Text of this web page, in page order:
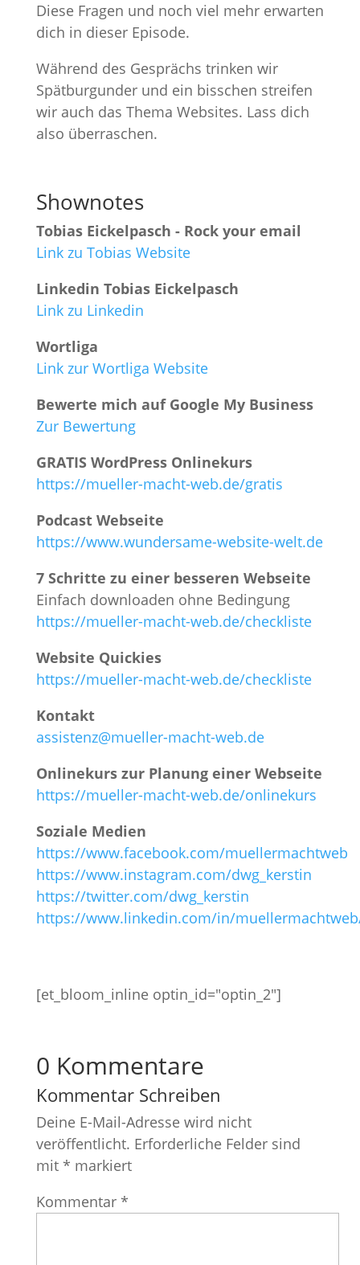
Diese Fragen und noch viel mehr erwarten
dich in dieser Episode.
Während des Gesprächs trinken wir
Spätburgunder und ein bisschen streifen
wir auch das Thema Websites. Lass dich
also überraschen.
Shownotes
Tobias Eickelpasch - Rock your email
Link zu Tobias Website
Linkedin Tobias Eickelpasch
Link zu Linkedin
Wortliga
Link zur Wortliga Website
Bewerte mich auf Google My Business
Zur Bewertung
GRATIS WordPress Onlinekurs
https://mueller-macht-web.de/gratis
Podcast Webseite
https://www.wundersame-website-welt.de
7 Schritte zu einer besseren Webseite
Einfach downloaden ohne Bedingung
https://mueller-macht-web.de/checkliste
Website Quickies
https://mueller-macht-web.de/checkliste
Kontakt
assistenz@mueller-macht-web.de
Onlinekurs zur Planung einer Webseite
https://mueller-macht-web.de/onlinekurs
Soziale Medien
https://www.facebook.com/muellermachtweb
https://www.instagram.com/dwg_kerstin
https://twitter.com/dwg_kerstin
https://www.linkedin.com/in/
[et_bloom_inline optin_id="optin_2"]
0 Kommentare
Kommentar Schreiben
Deine E-Mail-Adresse wird nicht
veröffentlicht. Erforderliche Felder sind
mit * markiert
Kommentar *